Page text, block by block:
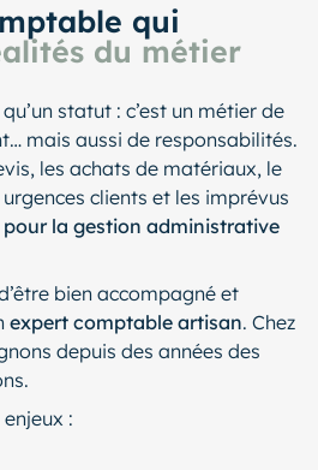
qui
du métier
statut : c’est un métier de
mais aussi de responsabilités.
les achats de matériaux, le
clients et les imprévus
pour la gestion administrative
bien accompagné et
expert comptable artisan. Chez
depuis des années des
: